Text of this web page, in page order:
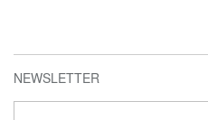
NEWSLETTER